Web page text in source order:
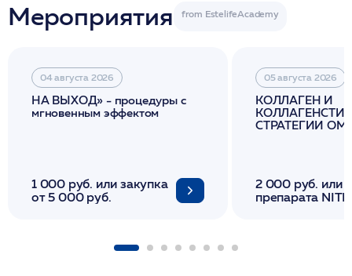
Мероприятия
04 августа 2026
НА ВЫХОД» - процедуры с
мгновенным эффектом
1 000 руб. или закупка
от 5 000 руб.
05 августа 2026
КОЛЛАГЕН И
СТРАТЕГИИ
2 000 руб. или
препарата